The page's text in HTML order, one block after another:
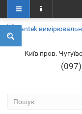
Київ пров.
(097)